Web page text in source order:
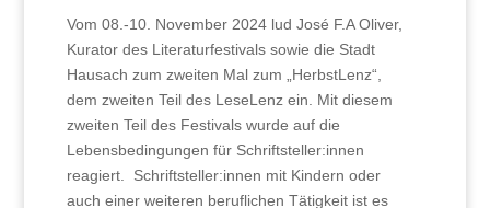
Vom 08.-10. November 2024 lud José F.A Oliver,
Kurator des Literaturfestivals sowie die Stadt
Hausach zum zweiten Mal zum „HerbstLenz“,
dem zweiten Teil des LeseLenz ein. Mit diesem
zweiten Teil des Festivals wurde auf die
Lebensbedingungen für Schriftsteller:innen
reagiert. Schriftsteller:innen mit Kindern oder
auch einer weiteren beruflichen Tätigkeit ist es